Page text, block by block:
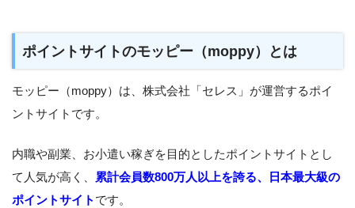
ポイントサイトのモッピー（moppy）とは
モッピー（moppy）は、株式会社「セレス」が運営するポイ
ントサイトです。
内職や副業、お小遣い稼ぎを目的としたポイントサイトとし
て人気が高く、
累計会員数800万人以上を誇る、日本最大級の
ポイントサイト です。